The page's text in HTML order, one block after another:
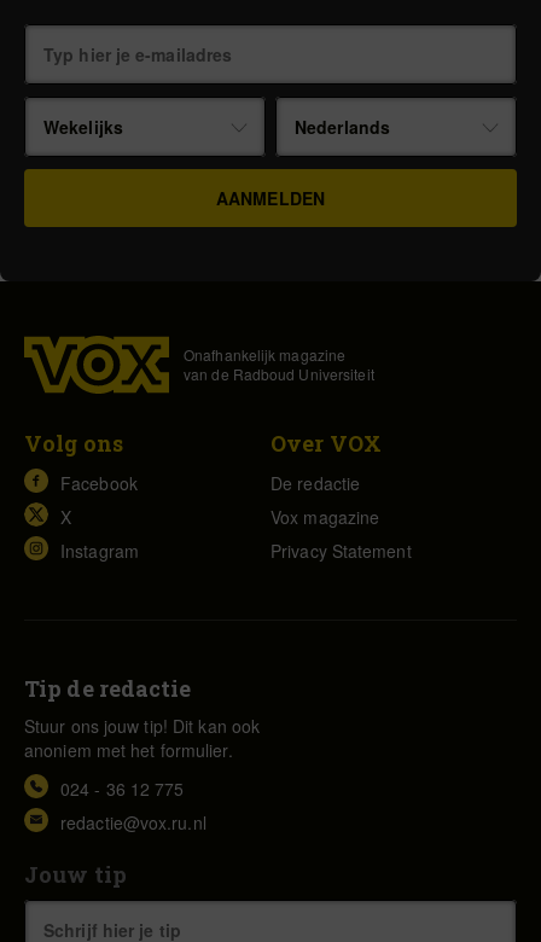
Wekelijks Nederlands
Onafhankelijk magazine
van de Radboud Universiteit
Volg ons
Facebook
X
Instagram
Over VOX
De redactie
Vox magazine
Privacy Statement
Tip de redactie
Stuur ons jouw tip! Dit kan ook
anoniem met het formulier.
024 - 36 12 775
redactie@vox.ru.nl
Jouw tip